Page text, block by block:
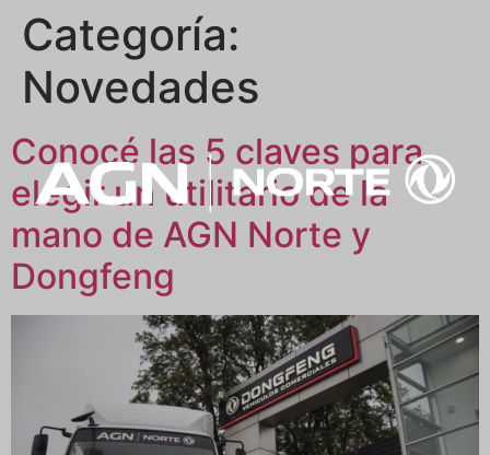
Categoría:
Novedades
Conocé las 5 claves para
elegir un utilitario de la
mano de AGN Norte y
Dongfeng